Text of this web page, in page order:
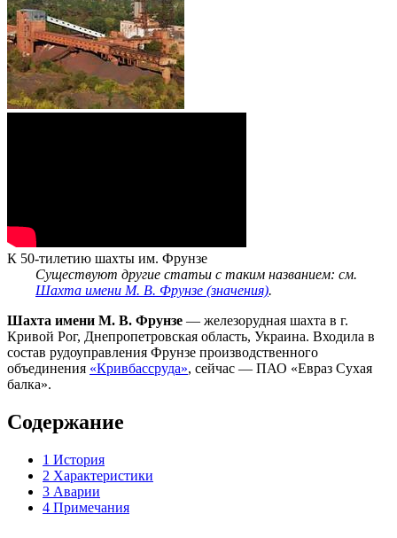
К 50-тилетию шахты им. Фрунзе
Существуют другие статьи с таким названием: см.
Шахта имени М. В. Фрунзе (значения).
Шахта имени М. В. Фрунзе — железорудная шахта в г.
Кривой Рог, Днепропетровская область, Украина. Входила в
состав рудоуправления Фрунзе производственного
объединения «Кривбассруда», сейчас — ПАО «Евраз Сухая
балка».
Содержание
1 История
2 Характеристики
3 Аварии
4 Примечания